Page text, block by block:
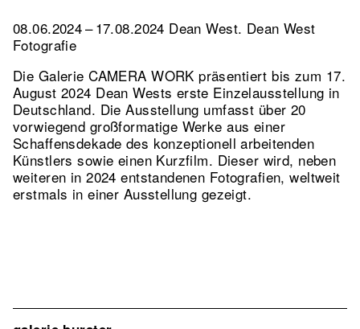
08.06.2024 – 17.08.2024 Dean West. Dean West
Fotografie
Die Galerie CAMERA WORK präsentiert bis zum 17.
August 2024 Dean Wests erste Einzelausstellung in
Deutschland. Die Ausstellung umfasst über 20
vorwiegend großformatige Werke aus einer
Schaffensdekade des konzeptionell arbeitenden
Künstlers sowie einen Kurzfilm. Dieser wird, neben
weiteren in 2024 entstandenen Fotografien, weltweit
erstmals in einer Ausstellung gezeigt.